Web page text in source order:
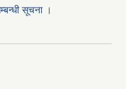
सूचना ‌।